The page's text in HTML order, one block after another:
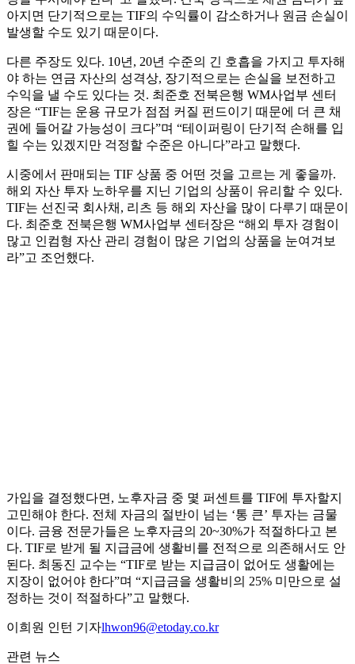
아지면 단기적으로는 TIF의 수익률이 감소하거나 원금 손실이
발생할 수도 있기 때문이다.
다른 주장도 있다. 10년, 20년 수준의 긴 호흡을 가지고 투자해
야 하는 연금 자산의 성격상, 장기적으로는 손실을 보전하고
수익을 낼 수도 있다는 것. 최준호 전북은행 WM사업부 센터
장은 “TIF는 운용 규모가 점점 커질 펀드이기 때문에 더 큰 채
권에 들어갈 가능성이 크다”며 “테이퍼링이 단기적 손해를 입
힐 수는 있겠지만 걱정할 수준은 아니다”라고 말했다.
시중에서 판매되는 TIF 상품 중 어떤 것을 고르는 게 좋을까.
해외 자산 투자 노하우를 지닌 기업의 상품이 유리할 수 있다.
TIF는 선진국 회사채, 리츠 등 해외 자산을 많이 다루기 때문이
다. 최준호 전북은행 WM사업부 센터장은 “해외 투자 경험이
많고 인컴형 자산 관리 경험이 많은 기업의 상품을 눈여겨보
라”고 조언했다.
가입을 결정했다면, 노후자금 중 몇 퍼센트를 TIF에 투자할지
고민해야 한다. 전체 자금의 절반이 넘는 ‘통 큰’ 투자는 금물
이다. 금융 전문가들은 노후자금의 20~30%가 적절하다고 본
다. TIF로 받게 될 지급금에 생활비를 전적으로 의존해서도 안
된다. 최동진 교수는 “TIF로 받는 지급금이 없어도 생활에는
지장이 없어야 한다”며 “지급금을 생활비의 25% 미만으로 설
정하는 것이 적절하다”고 말했다.
이희원 인턴 기자lhwon96@etoday.co.kr
관련 뉴스